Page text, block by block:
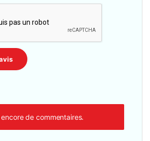
de commentaires.